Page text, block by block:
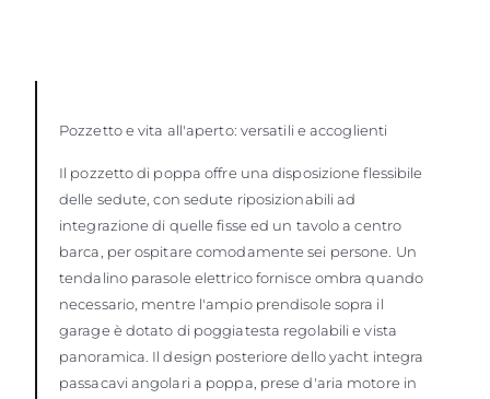
Pozzetto e vita all'aperto: versatili e accoglienti
Il pozzetto di poppa offre una disposizione flessibile
delle sedute, con sedute riposizionabili ad
integrazione di quelle fisse ed un tavolo a centro
barca, per ospitare comodamente sei persone. Un
tendalino parasole elettrico fornisce ombra quando
necessario, mentre l'ampio prendisole sopra il
garage è dotato di poggiatesta regolabili e vista
panoramica. Il design posteriore dello yacht integra
passacavi angolari a poppa, prese d'aria motore in